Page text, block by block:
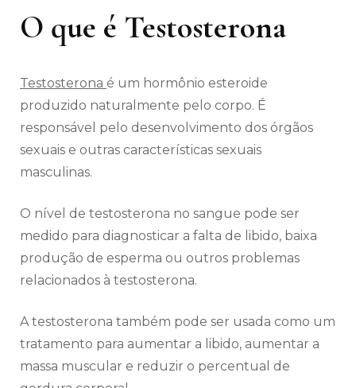
O que é Testosterona
Testosterona é um hormônio esteroide
produzido naturalmente pelo corpo. É
responsável pelo desenvolvimento dos órgãos
sexuais e outras características sexuais
masculinas.
O nível de testosterona no sangue pode ser
medido para diagnosticar a falta de libido, baixa
produção de esperma ou outros problemas
relacionados à testosterona.
A testosterona também pode ser usada como um
tratamento para aumentar a libido, aumentar a
massa muscular e reduzir o percentual de